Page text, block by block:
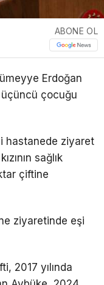
ABONE OL
Erdoğan
üçüncü çocuğu
hastanede ziyaret
sağlık
çiftine
ziyaretinde eşi
2017 yılında